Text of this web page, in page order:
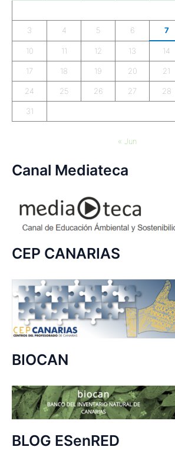
3 4 5 6 7
10 11 12 13 14
17 18 19 20 21
24 25 26 27 28
31
« Jun
Canal Mediateca
CEP CANARIAS
BIOCAN
BLOG ESenRED